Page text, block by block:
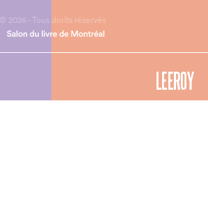
© 2026 - Tous droits réservés